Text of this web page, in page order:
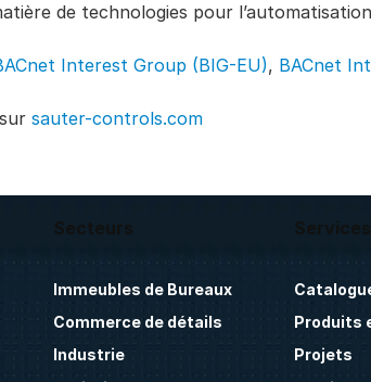
de technologies pour
Interest Group (BIG-EU), BACnet
sauter-controls.com
Secteurs
Immeubles de Bureaux
Commerce de détails
Industrie
Services
Produits
Projets